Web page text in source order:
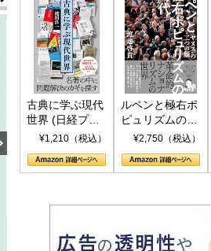
韓国にも理解してほしい「極東
1905年体制」における日米韓安
全保障協力の意味
2026年5月15日
古典に学ぶ現代
世界 (日経プレ
ミアシリーズ)
¥1,210（税込）
ルペンと極右ポ
ピュリズムの時
代：〈ヤヌス〉
¥2,750（税込）